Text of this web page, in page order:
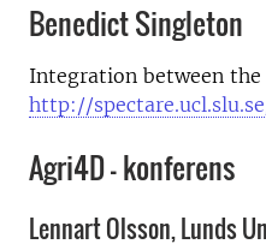
Benedict Singleton
Integration between the
http://
Agri4D – konferens
Lennart Olsson, Lunds